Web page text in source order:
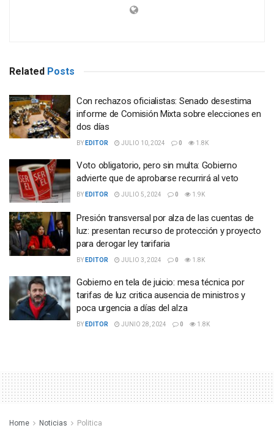
Related Posts
Con rechazos oficialistas: Senado desestima
informe de Comisión Mixta sobre elecciones en
dos días
BY EDITOR JULIO 10, 2024 0 1.8K
Voto obligatorio, pero sin multa: Gobierno
advierte que de aprobarse recurrirá al veto
BY EDITOR JULIO 5, 2024 0 1.9K
Presión transversal por alza de las cuentas de
luz: presentan recurso de protección y proyecto
para derogar ley tarifaria
BY EDITOR JULIO 3, 2024 0 1.8K
Gobierno en tela de juicio: mesa técnica por
tarifas de luz critica ausencia de ministros y
poca urgencia a días del alza
BY EDITOR JUNIO 28, 2024 0 1.8K
Home Noticias Politica